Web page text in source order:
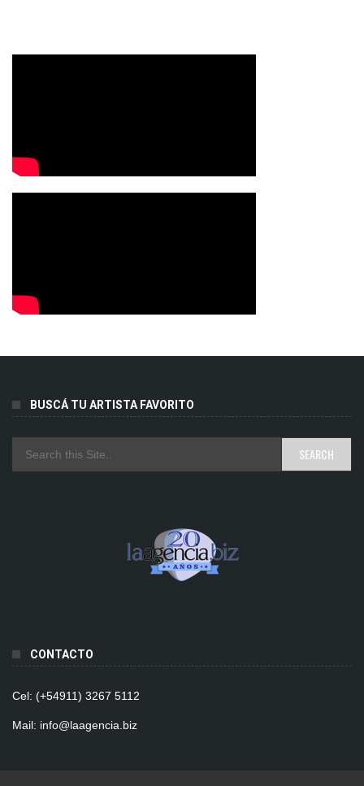
BUSCÁ TU ARTISTA FAVORITO
CONTACTO
Cel: (+54911) 3267 5112
Mail: info@laagencia.biz